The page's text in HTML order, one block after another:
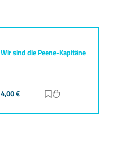
Wir sind die Peene-Kapitäne
4,00€ Zur Merkliste